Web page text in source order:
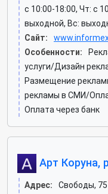
c 10:00-18:00, Чт: c
выходной, Вс:
Сайт:
Особенности:
услуги/Дизайн
Размещение
рекламы в СМИ/
Оплата через банк
Арт Коруна,
Адрес:
Свободы,